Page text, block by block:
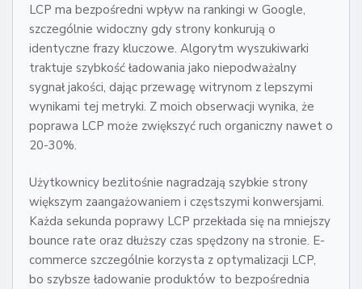
LCP ma bezpośredni wpływ na rankingi w Google,
szczególnie widoczny gdy strony konkurują o
identyczne frazy kluczowe. Algorytm wyszukiwarki
traktuje szybkość ładowania jako niepodważalny
sygnał jakości, dając przewagę witrynom z lepszymi
wynikami tej metryki. Z moich obserwacji wynika, że
poprawa LCP może zwiększyć ruch organiczny nawet o
20-30%.
Użytkownicy bezlitośnie nagradzają szybkie strony
większym zaangażowaniem i częstszymi konwersjami.
Każda sekunda poprawy LCP przekłada się na mniejszy
bounce rate oraz dłuższy czas spędzony na stronie. E-
commerce szczególnie korzysta z optymalizacji LCP,
bo szybsze ładowanie produktów to bezpośrednia